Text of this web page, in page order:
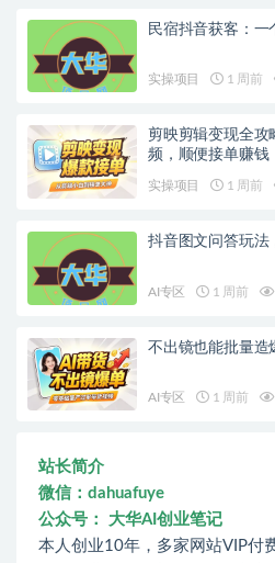
民宿抖音获客：一
实操项目 1 周前
剪映剪辑变现全
频，顺便接单赚钱
实操项目 1 周前
抖音图文问答玩法
AI专区 1 周前
不出镜也能批量造
AI专区 1 周前
站长简介
微信：dahuafuye
公众号： 大华AI创业笔记
本人创业10年，多家网站VIP付